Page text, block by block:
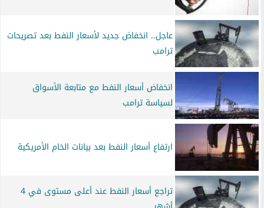
عاجل.. انخفاض جديد لأسعار النفط بعد تصريحات
ترامب
انخفاض أسعار النفط مع متابعة الأسواق
لسياسة ترامب
ارتفاع أسعار النفط بعد بيانات الخام الأمريكية
تراجع أسعار النفط عند أعلى مستوى في 4